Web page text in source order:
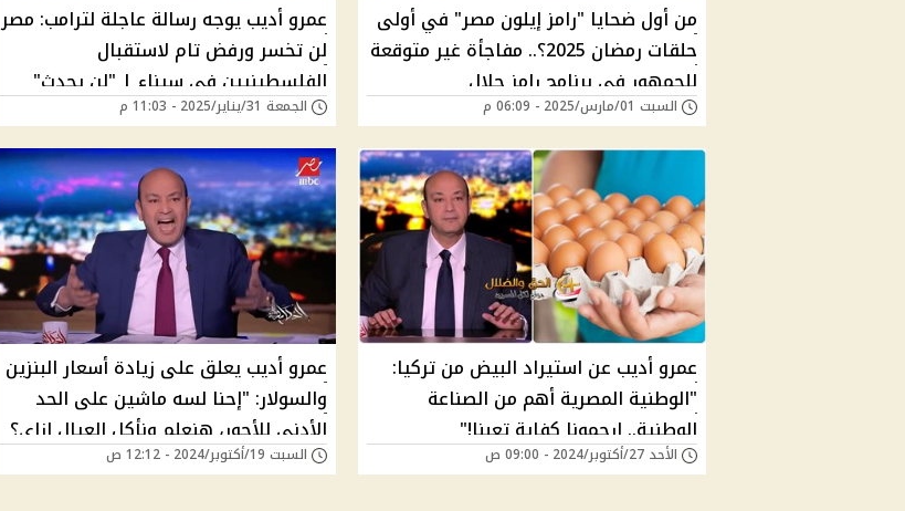
من أول ضحايا "رامز إيلون مصر" في أولى
حلقات رمضان 2025؟.. مفاجأة غير متوقعة
للجمهور في برنامج رامز جلال
السبت 01/مارس/2025 - 06:09 م
عمرو أديب يوجه رسالة عاجلة لترامب: مصر
لن تخسر ورفض تام لاستقبال
الفلسطينيين في سيناء | "لن يحدث"
الجمعة 31/يناير/2025 - 11:03 م
عمرو أديب عن استيراد البيض من تركيا:
"الوطنية المصرية أهم من الصناعة
الوطنية.. ارحمونا كفاية تعبنا!"
الأحد 27/أكتوبر/2024 - 09:00 ص
عمرو أديب يعلق على زيادة أسعار البنزين
والسولار: "إحنا لسه ماشين على الحد
الأدنى للأجور، هنعلم ونأكل العيال إزاي؟
السبت 19/أكتوبر/2024 - 12:12 ص